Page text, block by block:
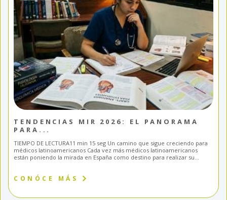
TENDENCIAS MIR 2026: EL PANORAMA
PARA...
TIEMPO DE LECTURA11 min 15 seg Un camino que sigue creciendo para
médicos latinoamericanos Cada vez más médicos latinoamericanos
están poniendo la mirada en España como destino para realizar su...
CONÓCE MÁS